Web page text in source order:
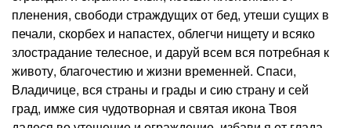
пленения, свободи страждущих от бед, утеши сущих в
печали, скорбех и напастех, облегчи нищету и всяко
злострадание телесное, и даруй всем вся потребная к
животу, благочестию и жизни временней. Спаси,
Владичице, вся страны и грады и сию страну и сей
град, имже сия чудотворная и святая икона Твоя